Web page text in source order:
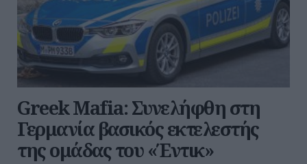
Greek Mafia: Συνελήφθη στη
Γερμανία βασικός εκτελεστής
της ομάδας του «Έντικ»